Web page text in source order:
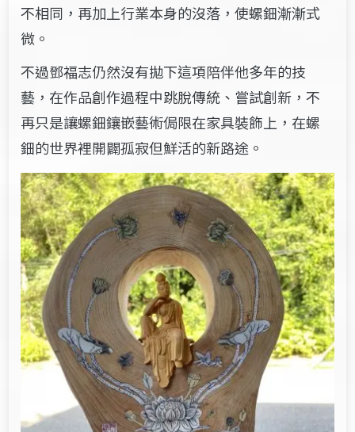
不相同，再加上行業本身的沒落，使螺鈿漸漸式
微。
不過鄧福志仍然沒有拋下這項陪伴他多年的技
藝，在作品創作過程中跳脫傳統、嘗試創新，不
再只是讓螺鈿鑲嵌藝術侷限在家具裝飾上，在螺
鈿的世界裡開闢孤寂但鮮活的新路途。